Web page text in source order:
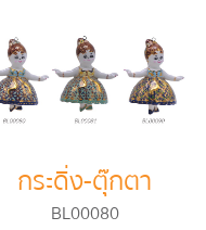
กระดิ่ง-ตุ๊กตา
BL00080